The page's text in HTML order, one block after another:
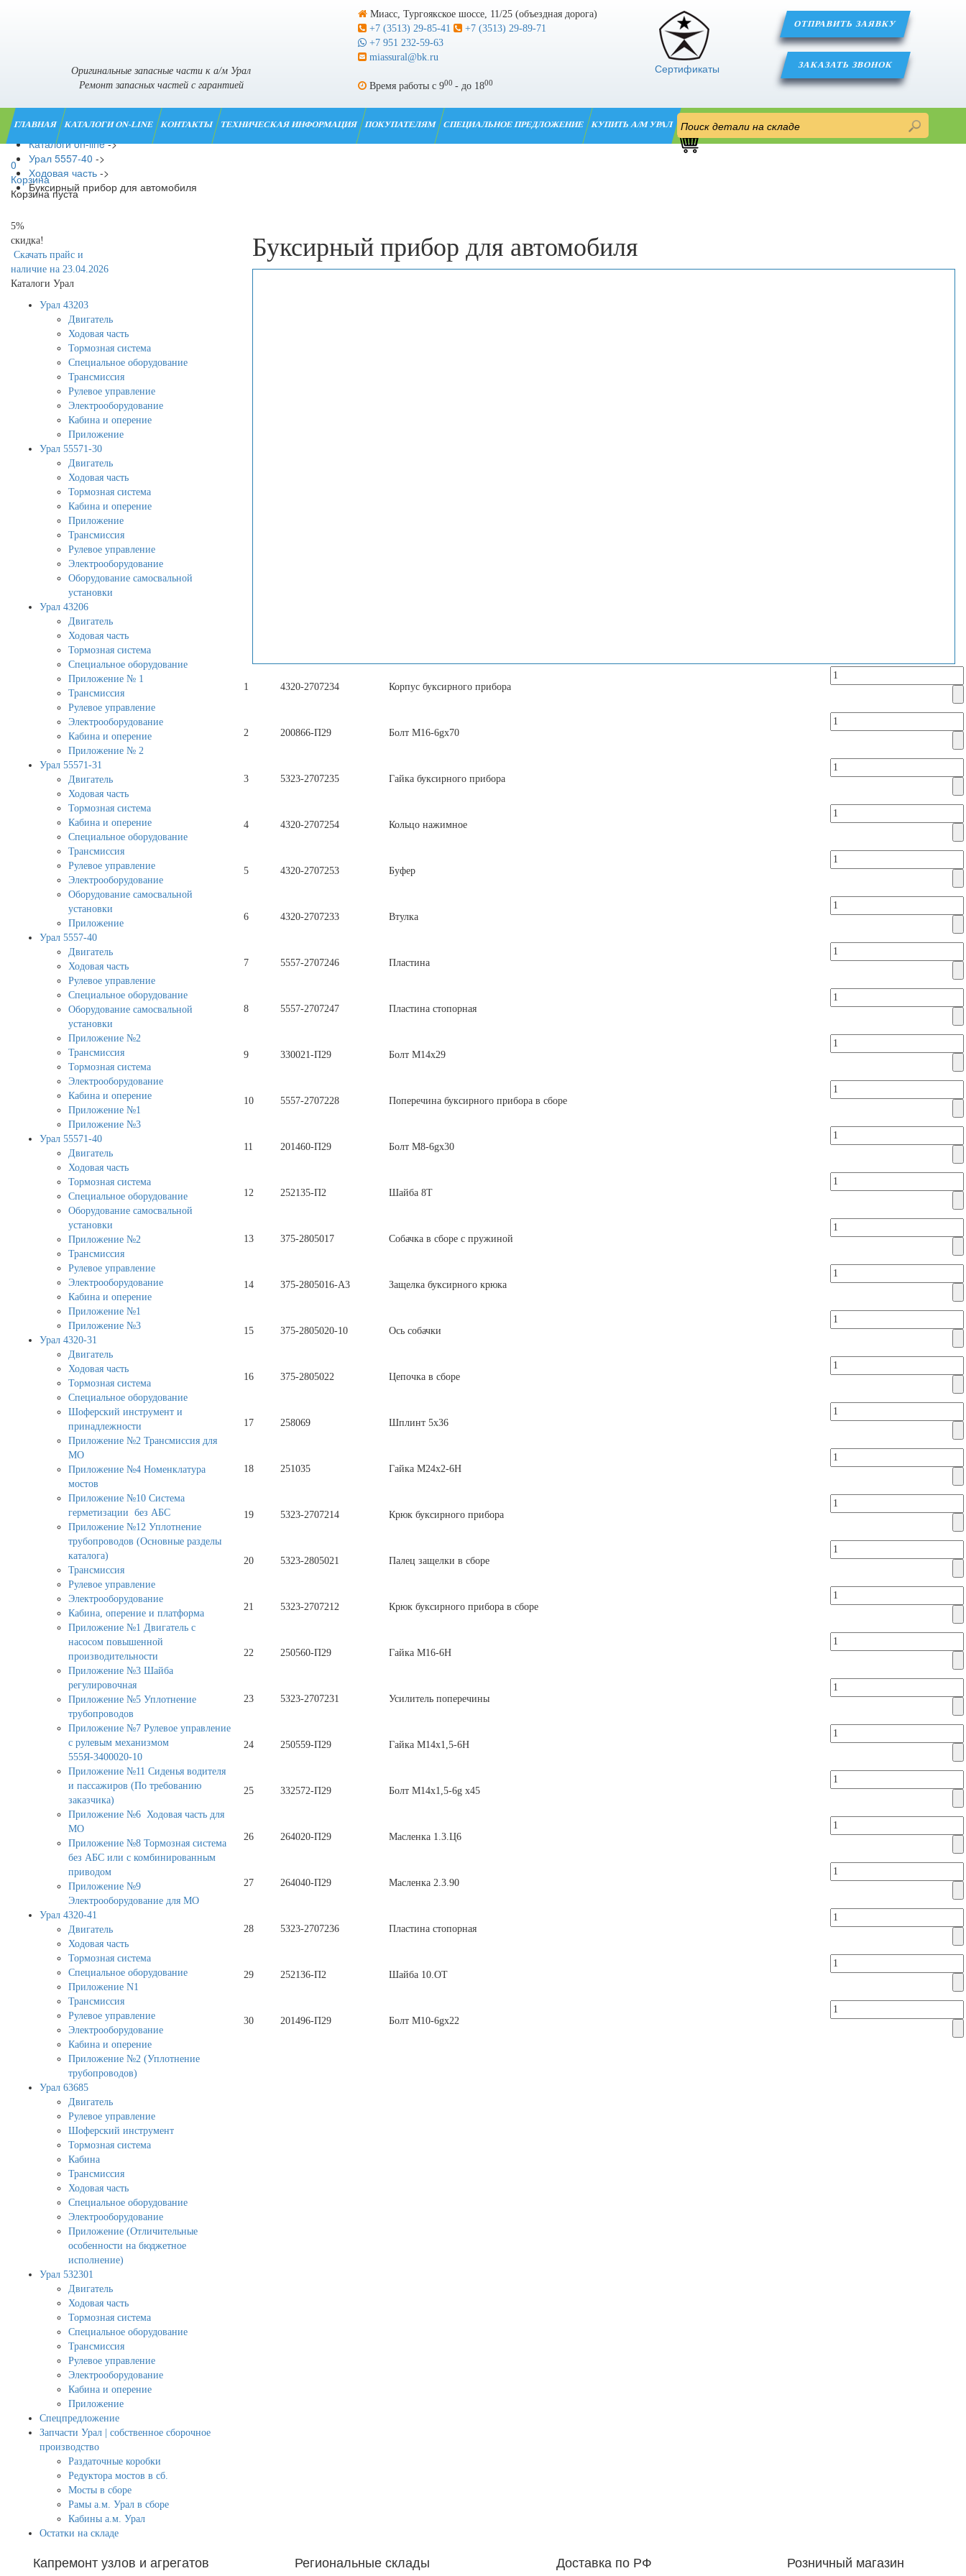
Оригинальные запасные части к а/м Урал
Ремонт запасных частей с гарантией
Миасс, Тургоякское шоссе, 11/25 (объездная дорога)
+7 (3513) 29-85-41
+7 (3513) 29-89-71
+7 951 232-59-63
miassural@bk.ru
Время работы с 900 - до 1800
Сертификаты
ОТПРАВИТЬ ЗАЯВКУ
ЗАКАЗАТЬ ЗВОНОК
ГЛАВНАЯ КАТАЛОГИ ON-LINE КОНТАКТЫ ТЕХНИЧЕСКАЯ ИНФОРМАЦИЯ ПОКУПАТЕЛЯМ СПЕЦИАЛЬНОЕ ПРЕДЛОЖЕНИЕ КУПИТЬ А/М УРАЛ
0
Корзина
Корзина пуста
Главная ->
Каталоги on-line ->
Урал 5557-40 ->
Ходовая часть ->
Буксирный прибор для автомобиля
5%
скидка!
Скачать прайс и
наличие на 23.04.2026
Каталоги Урал
Урал 43203
Двигатель
Ходовая часть
Тормозная система
Специальное оборудование
Трансмиссия
Рулевое управление
Электрооборудование
Кабина и оперение
Приложение
Урал 55571-30
Двигатель
Ходовая часть
Тормозная система
Кабина и оперение
Приложение
Трансмиссия
Рулевое управление
Электрооборудование
Оборудование самосвальной
установки
Урал 43206
Двигатель
Ходовая часть
Тормозная система
Специальное оборудование
Приложение № 1
Трансмиссия
Рулевое управление
Электрооборудование
Кабина и оперение
Приложение № 2
Урал 55571-31
Двигатель
Ходовая часть
Тормозная система
Кабина и оперение
Специальное оборудование
Трансмиссия
Рулевое управление
Электрооборудование
Оборудование самосвальной
установки
Приложение
Урал 5557-40
Двигатель
Ходовая часть
Рулевое управление
Специальное оборудование
Оборудование самосвальной
установки
Приложение №2
Трансмиссия
Тормозная система
Электрооборудование
Кабина и оперение
Приложение №1
Приложение №3
Урал 55571-40
Двигатель
Ходовая часть
Тормозная система
Специальное оборудование
Оборудование самосвальной
установки
Приложение №2
Трансмиссия
Рулевое управление
Электрооборудование
Кабина и оперение
Приложение №1
Приложение №3
Урал 4320-31
Двигатель
Ходовая часть
Тормозная система
Специальное оборудование
Шоферский инструмент и
принадлежности
Приложение №2 Трансмиссия для
МО
Приложение №4 Номенклатура
мостов
Приложение №10 Система
герметизации без АБС
Приложение №12 Уплотнение
трубопроводов (Основные разделы
каталога)
Трансмиссия
Рулевое управление
Электрооборудование
Кабина, оперение и платформа
Приложение №1 Двигатель с
насосом повышенной
производительности
Приложение №3 Шайба
регулировочная
Приложение №5 Уплотнение
трубопроводов
Приложение №7 Рулевое управление
с рулевым механизмом
555Я-3400020-10
Приложение №11 Сиденья водителя
и пассажиров (По требованию
заказчика)
Приложение №6 Ходовая часть для
МО
Приложение №8 Тормозная система
без АБС или с комбинированным
приводом
Приложение №9
Электрооборудование для МО
Урал 4320-41
Двигатель
Ходовая часть
Тормозная система
Специальное оборудование
Приложение N1
Трансмиссия
Рулевое управление
Электрооборудование
Кабина и оперение
Приложение №2 (Уплотнение
трубопроводов)
Урал 63685
Двигатель
Рулевое управление
Шоферский инструмент
Тормозная система
Кабина
Трансмиссия
Ходовая часть
Специальное оборудование
Электрооборудование
Приложение (Отличительные
особенности на бюджетное
исполнение)
Урал 532301
Двигатель
Ходовая часть
Тормозная система
Специальное оборудование
Трансмиссия
Рулевое управление
Электрооборудование
Кабина и оперение
Приложение
Спецпредложение
Запчасти Урал | собственное сборочное
производство
Раздаточные коробки
Редуктора мостов в сб.
Мосты в сборе
Рамы а.м. Урал в сборе
Кабины а.м. Урал
Остатки на складе
Буксирный прибор для автомобиля
1 4320-2707234 Корпус буксирного прибора
2 200866-П29 Болт М16-6gх70
3 5323-2707235 Гайка буксирного прибора
4 4320-2707254 Кольцо нажимное
5 4320-2707253 Буфер
6 4320-2707233 Втулка
7 5557-2707246 Пластина
8 5557-2707247 Пластина стопорная
9 330021-П29 Болт М14х29
10 5557-2707228 Поперечина буксирного прибора в сборе
11 201460-П29 Болт М8-6gх30
12 252135-П2 Шайба 8Т
13 375-2805017 Собачка в сборе с пружиной
14 375-2805016-А3 Защелка буксирного крюка
15 375-2805020-10 Ось собачки
16 375-2805022 Цепочка в сборе
17 258069 Шплинт 5х36
18 251035 Гайка М24х2-6Н
19 5323-2707214 Крюк буксирного прибора
20 5323-2805021 Палец защелки в сборе
21 5323-2707212 Крюк буксирного прибора в сборе
22 250560-П29 Гайка М16-6Н
23 5323-2707231 Усилитель поперечины
24 250559-П29 Гайка М14х1,5-6Н
25 332572-П29 Болт М14х1,5-6g х45
26 264020-П29 Масленка 1.3.Ц6
27 264040-П29 Масленка 2.3.90
28 5323-2707236 Пластина стопорная
29 252136-П2 Шайба 10.ОТ
30 201496-П29 Болт М10-6gх22
Капремонт узлов и агрегатов Региональные склады Доставка по РФ Розничный магазин